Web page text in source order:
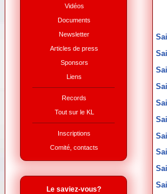
Vidéos
Documents
Newsletter
Articles de press
Sponsors
Liens
Records
Tout sur le KL
Inscriptions
Comité, contacts
Le saviez-vous?